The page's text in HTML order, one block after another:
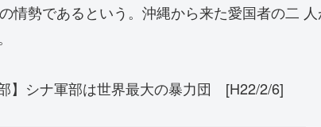
情勢であるという。沖縄から来た愛国者の二
】シナ軍部は世界最大の暴力団 [H22/2/6]